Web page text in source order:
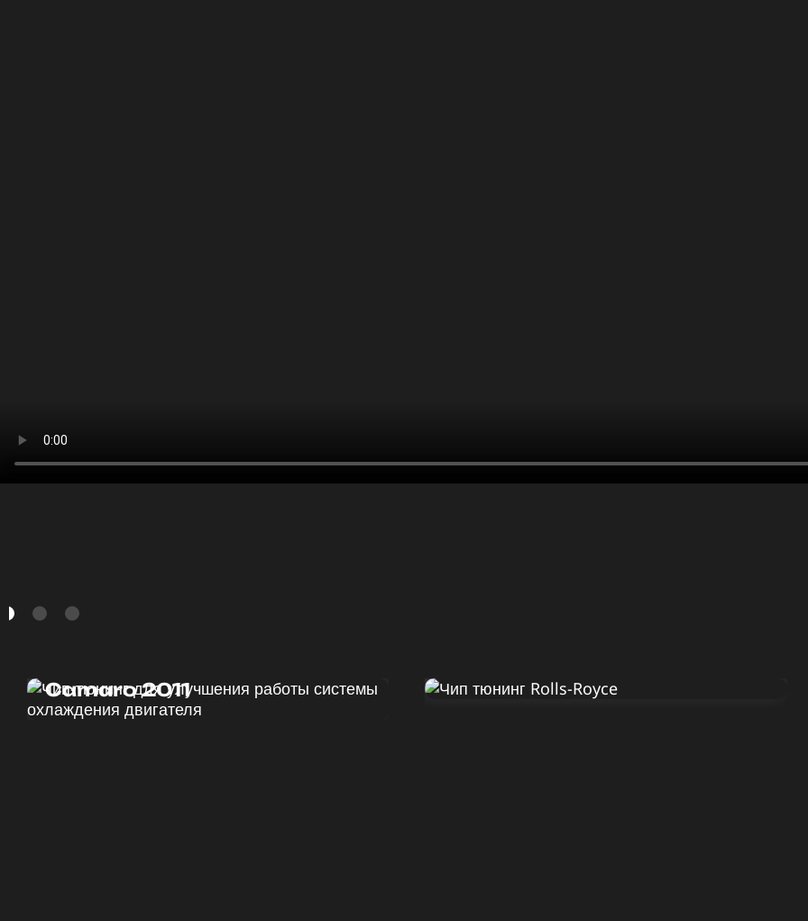
Camaro 2011